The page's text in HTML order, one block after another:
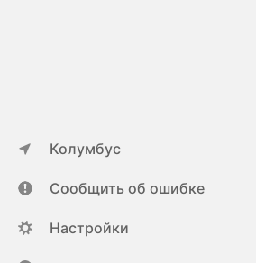
Колумбус
Сообщить об ошибке
Настройки